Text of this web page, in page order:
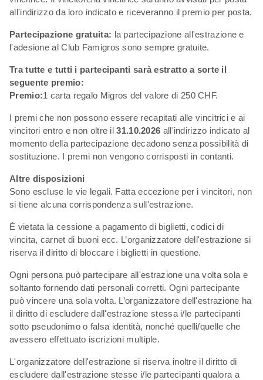
all'indirizzo da loro indicato e riceveranno il premio per posta.
Partecipazione gratuita: la partecipazione all'estrazione e
l'adesione al Club Famigros sono sempre gratuite.
Tra tutte e tutti i partecipanti sarà estratto a sorte il
seguente premio:
Premio:1 carta regalo Migros del valore di 250 CHF.
I premi che non possono essere recapitati alle vincitrici e ai
vincitori entro e non oltre il31.10.2026 all'indirizzo indicato al
momento della partecipazione decadono senza possibilità di
sostituzione. I premi non vengono corrisposti in contanti.
Altre disposizioni
Sono escluse le vie legali. Fatta eccezione per i vincitori, non
si tiene alcuna corrispondenza sull'estrazione.
È vietata la cessione a pagamento di biglietti, codici di
vincita, carnet di buoni ecc. L’organizzatore dell'estrazione si
riserva il diritto di bloccare i biglietti in questione.
Ogni persona può partecipare all'estrazione una volta sola e
soltanto fornendo dati personali corretti. Ogni partecipante
può vincere una sola volta. L’organizzatore dell'estrazione ha
il diritto di escludere dall'estrazione stessa i/le partecipanti
sotto pseudonimo o falsa identità, nonché quelli/quelle che
avessero effettuato iscrizioni multiple.
L'organizzatore dell'estrazione si riserva inoltre il diritto di
escludere dall'estrazione stesse i/le partecipanti qualora a